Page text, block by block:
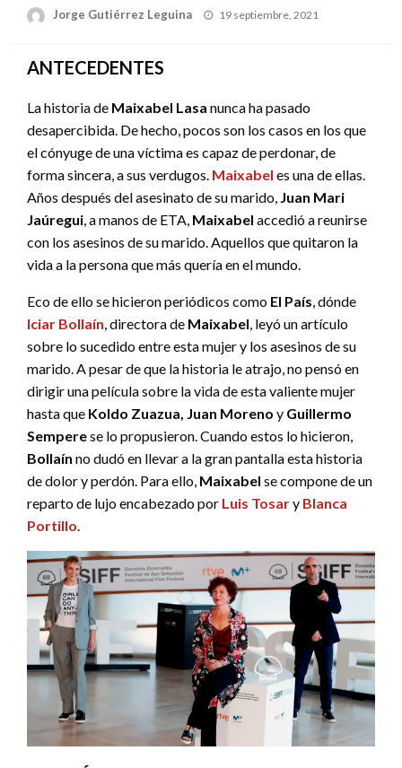
Jorge Gutiérrez Leguina
Publicado
19 septiembre, 2021
ANTECEDENTES
La historia de Maixabel Lasa nunca ha pasado
desapercibida. De hecho, pocos son los casos en los que
el cónyuge de una víctima es capaz de perdonar, de
forma sincera, a sus verdugos. Maixabel es una de ellas.
Años después del asesinato de su marido, Juan Mari
Jaúregui, a manos de ETA, Maixabel accedió a reunirse
con los asesinos de su marido. Aquellos que quitaron la
vida a la persona que más quería en el mundo.
Eco de ello se hicieron periódicos como El País, dónde
Iciar Bollaín, directora de Maixabel, leyó un artículo
sobre lo sucedido entre esta mujer y los asesinos de su
marido. A pesar de que la historia le atrajo, no pensó en
dirigir una película sobre la vida de esta valiente mujer
hasta que Koldo Zuazua, Juan Moreno y Guillermo
Semperese lo propusieron. Cuando estos lo hicieron,
Bollaín no dudó en llevar a la gran pantalla esta historia
de dolor y perdón. Para ello, Maixabel se compone de un
reparto de lujo encabezado por Luis Tosary Blanca
Portillo.